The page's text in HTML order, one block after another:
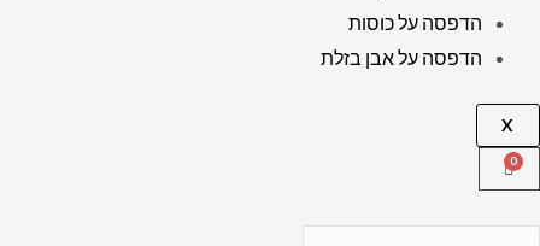
הדפסה על כוסות
הדפסה על אבן בזלת
X